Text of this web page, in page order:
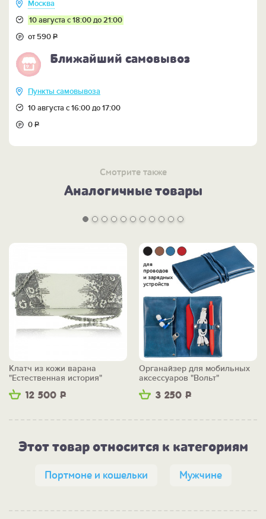
Москва
10 августа с 18:00 до 21:00
от 590Р
Ближайший самовывоз
Пункты самовывоза
10 августа с 16:00 до 17:00
0Р
Смотрите также
Аналогичные товары
12 500 Р
Клатч из кожи варана
"Естественная история"
3 250 Р
Органайзер для мобильных
аксессуаров "Вольт"
Этот товар относится к категориям
Портмоне и кошельки Мужчине